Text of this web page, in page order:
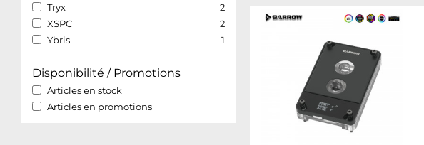
Tryx
2
XSPC
2
Ybris
1
Disponibilité / Promotions
Articles en stock
Articles en promotions